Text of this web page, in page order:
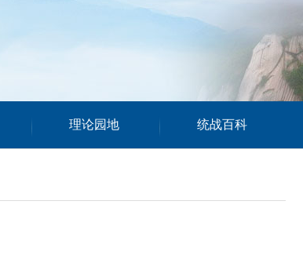
理论园地 统战百科